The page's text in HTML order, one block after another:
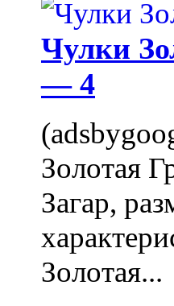
Чулки
— 4
Золотая
Загар,
Золотая...